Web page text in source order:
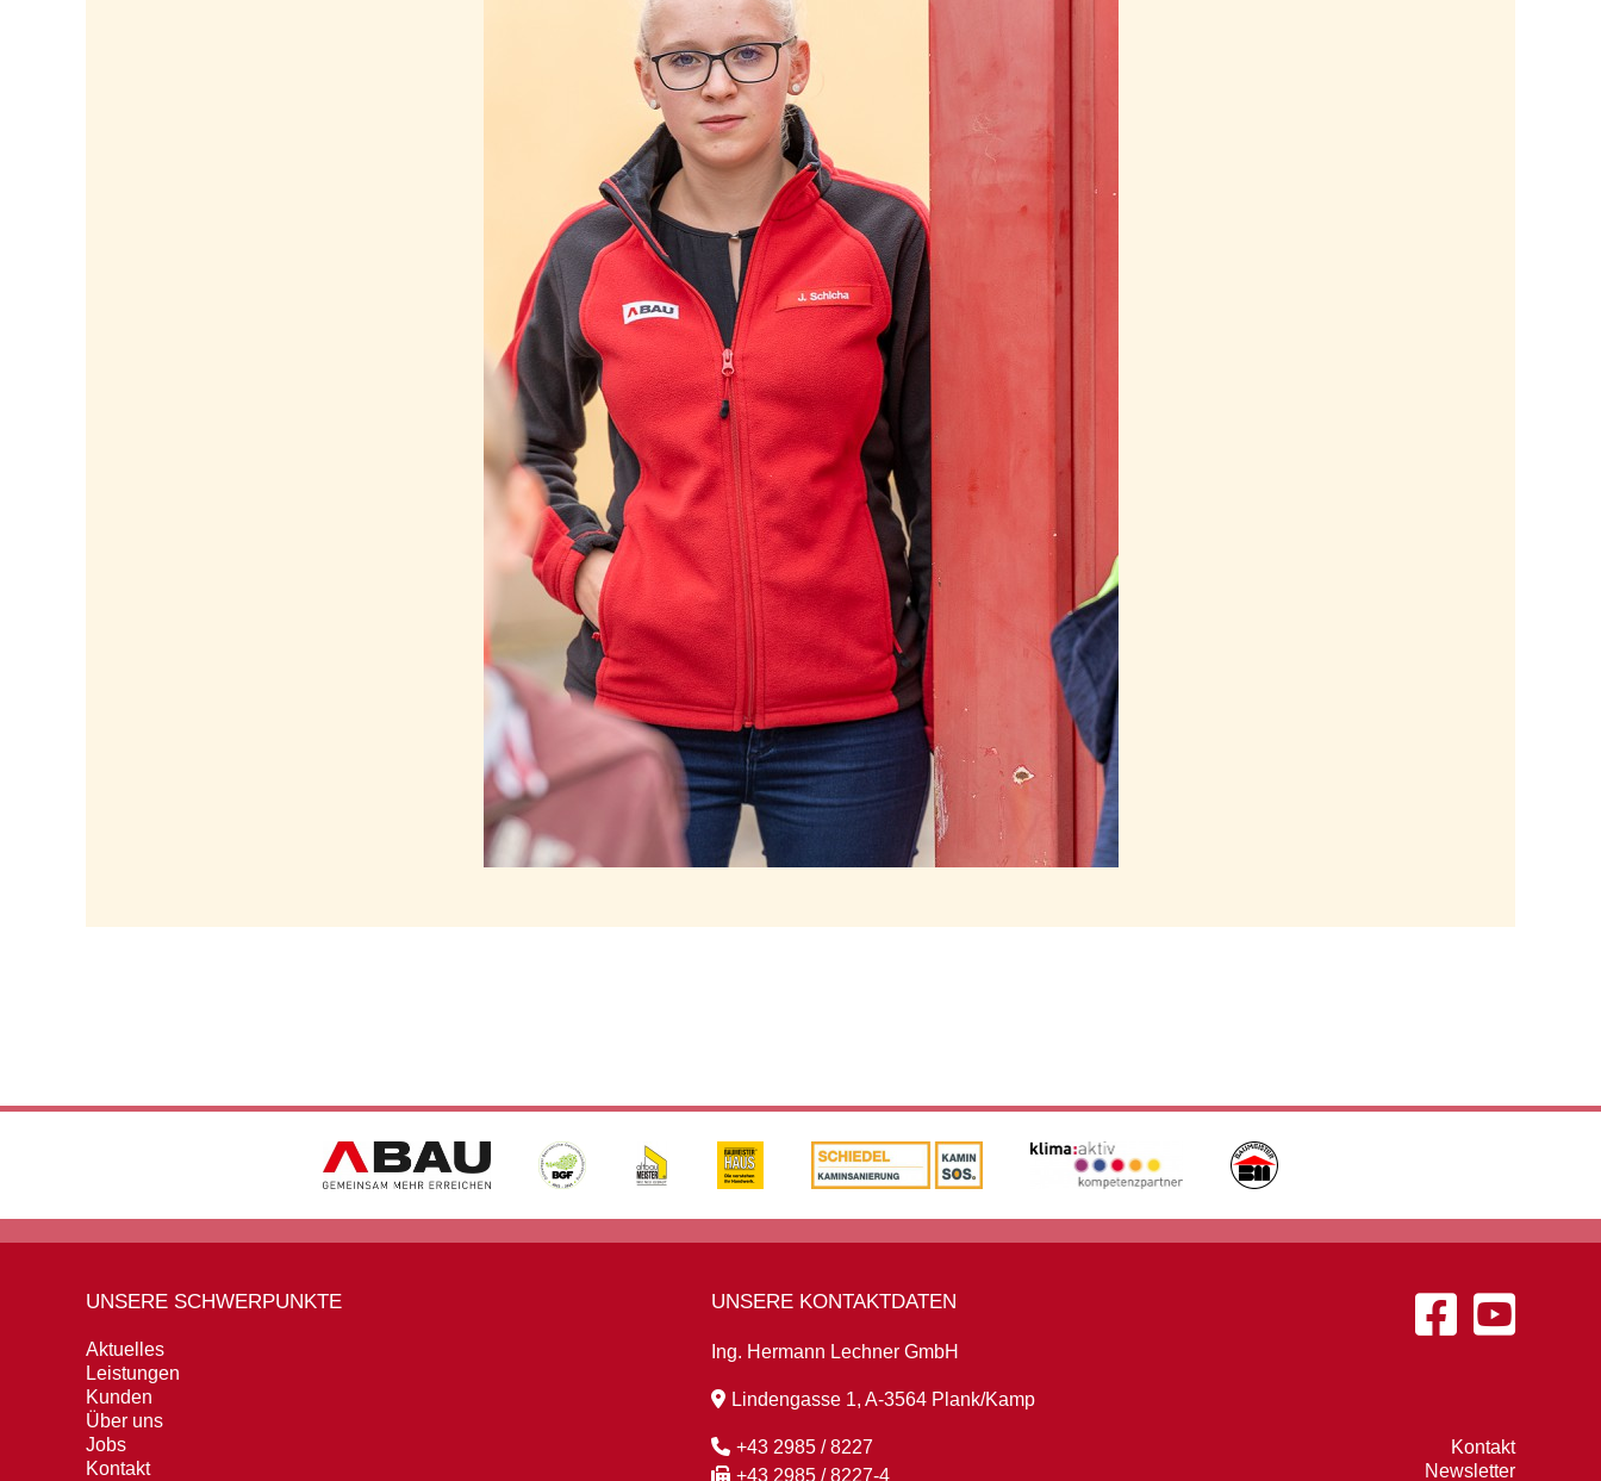
UNSERE SCHWERPUNKTE
Aktuelles
Leistungen
Kunden
Über uns
Jobs
Kontakt
UNSERE KONTAKTDATEN
Ing. Hermann Lechner GmbH
Lindengasse 1, A-3564 Plank/Kamp
+43 2985 / 8227
+43 2985 / 8227-4
Kontakt
Newsletter